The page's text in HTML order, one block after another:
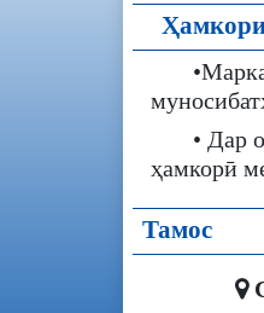
• Дар
ҳамкорӣ
Тамос